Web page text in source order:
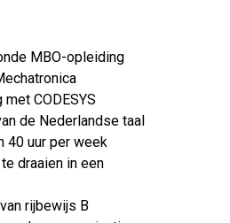
MBO-opleiding
CODESYS
de Nederlandse taal
40 uur per week
draaien in een
rijbewijs B